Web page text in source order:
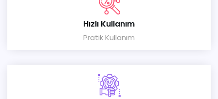
Hızlı Kullanım
Pratik Kullanım